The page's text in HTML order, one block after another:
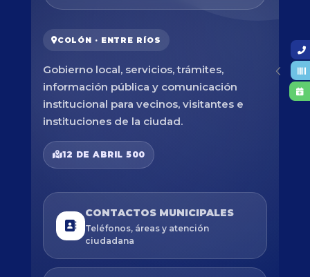
COLÓN · ENTRE RÍOS
Gobierno local, servicios, trámites,
información pública y comunicación
institucional para vecinos, visitantes e
instituciones de la ciudad.
12 DE ABRIL 500
CONTACTOS MUNICIPALES
Teléfonos, áreas y atención
ciudadana